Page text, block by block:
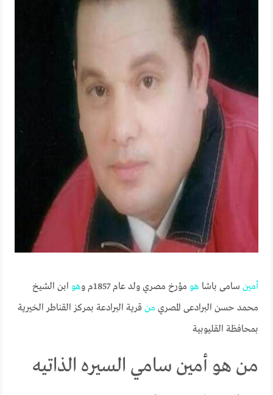
أمين سامى باشا هو مؤرخ مصري ولد عام 1857م و هو ابن الشيخ
محمد حسن البرادعى المصري من قرية البرادعة بمركز القناطر الخيرية
بمحافظة القليوبية
من هو أمين سامي السيره الذاتيه